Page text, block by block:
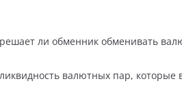
ли обменник обменивать
валютных пар, которые